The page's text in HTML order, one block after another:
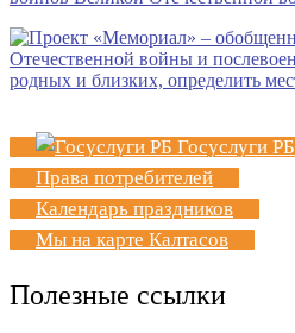
Госуслуги РБ
Права потребителей
Календарь праздников
Мы на карте Калтасов
Полезные ссылки